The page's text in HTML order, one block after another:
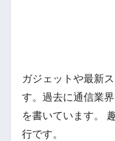
ガジェットや最新
す。過去に通信業
を書いています。
行です。